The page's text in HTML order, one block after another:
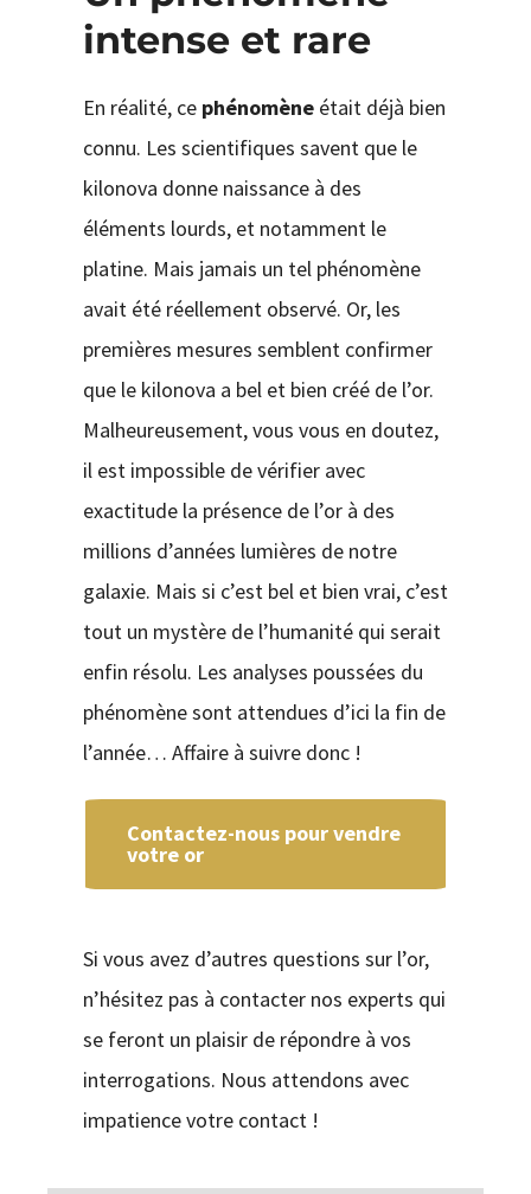
intense et rare
En réalité, ce phénomène était déjà bien
connu. Les scientifiques savent que le
kilonova donne naissance à des
éléments lourds, et notamment le
platine. Mais jamais un tel phénomène
avait été réellement observé. Or, les
premières mesures semblent confirmer
que le kilonova a bel et bien créé de l’or.
Malheureusement, vous vous en doutez,
il est impossible de vérifier avec
exactitude la présence de l’or à des
millions d’années lumières de notre
galaxie. Mais si c’est bel et bien vrai, c’est
tout un mystère de l’humanité qui serait
enfin résolu. Les analyses poussées du
phénomène sont attendues d’ici la fin de
l’année… Affaire à suivre donc !
Contactez-nous pour vendre
votre or
Si vous avez d’autres questions sur l’or,
n’hésitez pas à contacter nos experts qui
se feront un plaisir de répondre à vos
interrogations. Nous attendons avec
impatience votre contact !